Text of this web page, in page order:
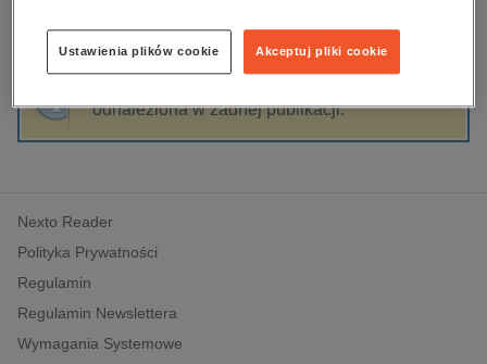
dzienniki
edukacja
hobby, sport, rozrywka
komputery, internet, technologie, informatyka
polityka, społeczno-informacyjne
psychologiczne
inne
popularno-naukowe
historia
Sortowanie Filtrowanie
odnaleziona w żadnej publikacji.
Nexto Reader
Polityka Prywatności
Regulamin
Regulamin Newslettera
Wymagania Systemowe
Akceptuj pliki cookie
Ustawienia plików cookie